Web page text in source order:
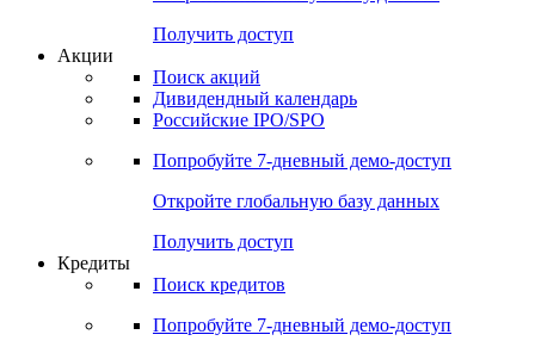
Получить доступ
Акции
Поиск акций
Дивидендный календарь
Российские IPO/SPO
Попробуйте 7-дневный демо-доступ
Откройте глобальную базу данных
Получить доступ
Кредиты
Поиск кредитов
Попробуйте 7-дневный демо-доступ